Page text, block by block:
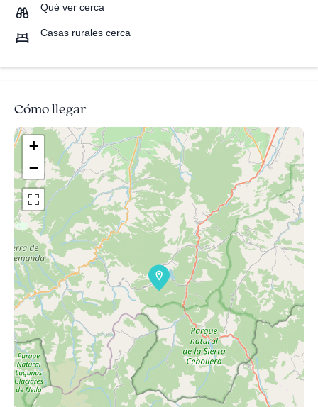
Qué ver cerca
Casas rurales cerca
Cómo llegar
+
−